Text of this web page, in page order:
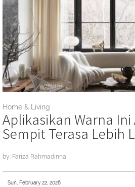
Home & Living
Aplikasikan Warna Ini
Sempit Terasa Lebih
by: Fariza Rahmadinna
Sun, February 22, 2026